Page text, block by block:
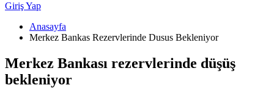
Giriş Yap
Anasayfa
Merkez Bankas Rezervlerinde Dusus Bekleniyor
Merkez Bankası rezervlerinde düşüş
bekleniyor